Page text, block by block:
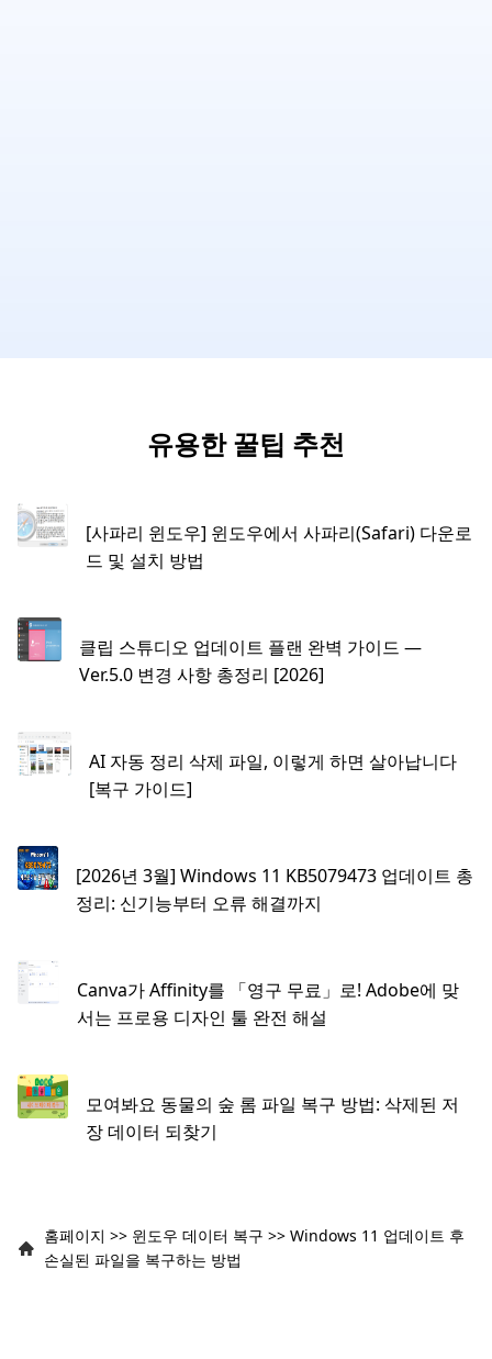
유용한 꿀팁 추천
[사파리 윈도우] 윈도우에서 사파리(Safari) 다운로
드 및 설치 방법
클립 스튜디오 업데이트 플랜 완벽 가이드 —
Ver.5.0 변경 사항 총정리 [2026]
AI 자동 정리 삭제 파일, 이렇게 하면 살아납니다
[복구 가이드]
[2026년 3월] Windows 11 KB5079473 업데이트 총
정리: 신기능부터 오류 해결까지
Canva가 Affinity를 「영구 무료」로! Adobe에 맞
서는 프로용 디자인 툴 완전 해설
모여봐요 동물의 숲 롬 파일 복구 방법: 삭제된 저
장 데이터 되찾기
홈페이지 >> 윈도우 데이터 복구 >> Windows 11 업데이트 후
손실된 파일을 복구하는 방법